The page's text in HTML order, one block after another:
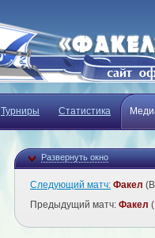
Турниры Статистика
Развернуть окно
Следующий матч: Факел
Предыдущий матч: Факел